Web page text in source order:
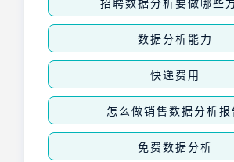
数据分析能力
快递费用
怎么做销售数据分析报
免费数据分析